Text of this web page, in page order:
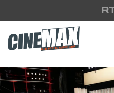
Saltar para o conteúdo